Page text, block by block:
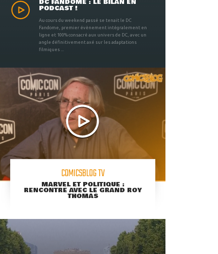
DC FANDOME : LE BILAN EN
PODCAST !
Au cours du weekend passé se tenait le DC
Fandome, premier évènement intégralement en
ligne et 100% consacré aux univers de DC, avec un
angle définitivement axé sur les adaptations
filmiques ...
COMICSBLOG TV
MARVEL ET POLITIQUE :
RENCONTRE AVEC LE GRAND ROY
THOMAS